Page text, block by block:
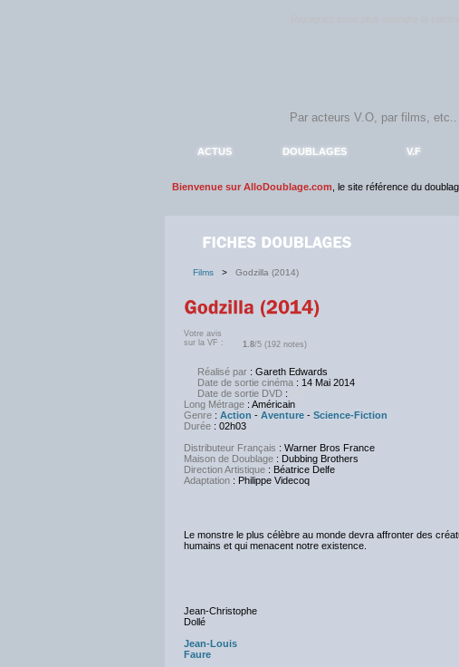
ACTUS DOUBLAGES V.F
Bienvenue sur AlloDoublage.com , le site référence du
Films > Godzilla (2014)
Votre avis
sur la VF :
1.8/5 (192 notes)
Réalisé par : Gareth Edwards
Date de sortie cinéma : 14 Mai 2014
Date de sortie DVD :
Long Métrage : Américain
Genre : Action - Aventure - Science-Fiction
Durée : 02h03
Distributeur Français : Warner Bros France
Maison de Doublage : Dubbing Brothers
Direction Artistique : Béatrice Delfe
Adaptation : Philippe Videcoq
Le monstre le plus célèbre au monde devra affronter des
humains et qui menacent notre existence.
Jean-Christophe
Dollé
Jean-Louis
Faure